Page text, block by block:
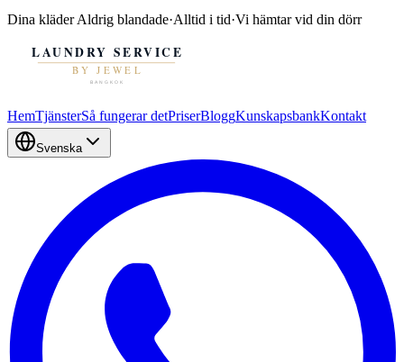
Dina kläder Aldrig blandade·Alltid i tid·Vi hämtar vid din dörr
HemTjänsterSå fungerar detPriserBloggKunskapsbankKontakt
Svenska